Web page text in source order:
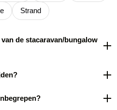
Strand
de stacaravan/bungalow